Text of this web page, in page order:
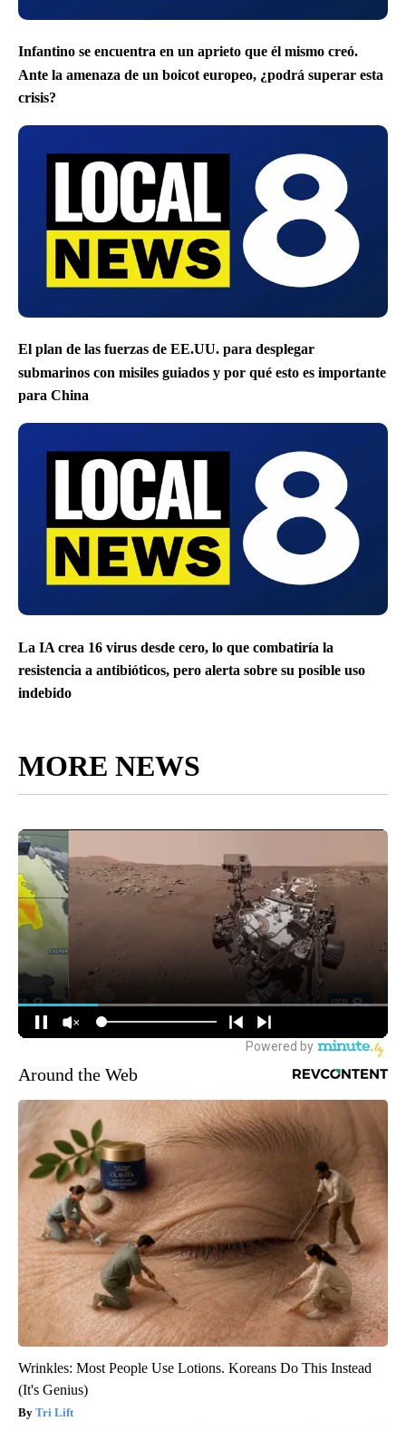
Infantino se encuentra en un aprieto que él mismo creó.
Ante la amenaza de un boicot europeo, ¿podrá superar esta
crisis?
El plan de las fuerzas de EE.UU. para desplegar
submarinos con misiles guiados y por qué esto es importante
para China
La IA crea 16 virus desde cero, lo que combatiría la
resistencia a antibióticos, pero alerta sobre su posible uso
indebido
MORE NEWS
Around the Web
Wrinkles: Most People Use Lotions. Koreans Do This Instead
(It's Genius)
Tri Lift